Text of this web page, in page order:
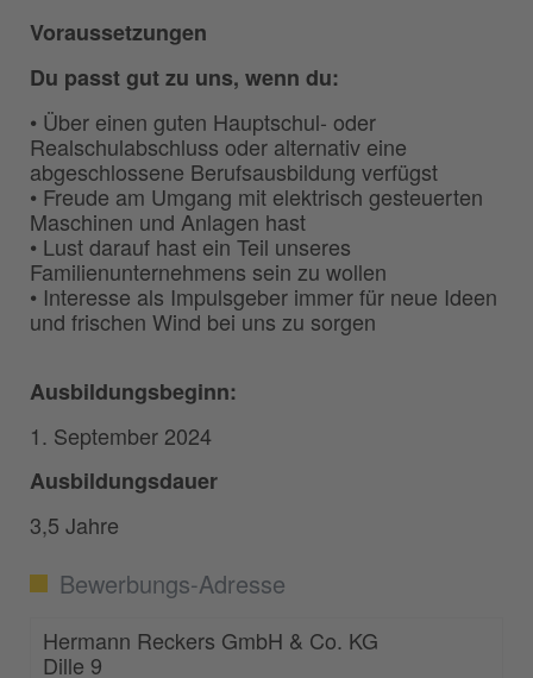
Voraussetzungen
Du passt gut zu uns, wenn du:
• Über einen guten Hauptschul- oder
Realschulabschluss oder alternativ eine
abgeschlossene Berufsausbildung verfügst
• Freude am Umgang mit elektrisch gesteuerten
Maschinen und Anlagen hast
• Lust darauf hast ein Teil unseres
Familienunternehmens sein zu wollen
• Interesse als Impulsgeber immer für neue Ideen
und frischen Wind bei uns zu sorgen
Ausbildungsbeginn:
1. September 2024
Ausbildungsdauer
3,5 Jahre
Bewerbungs-Adresse
Hermann Reckers GmbH & Co. KG
Dille 9